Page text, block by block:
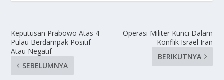
Keputusan Prabowo Atas 4
Pulau Berdampak Positif
Atau Negatif
SEBELUMNYA
Operasi Militer Kunci Dalam
Konflik Israel Iran
BERIKUTNYA